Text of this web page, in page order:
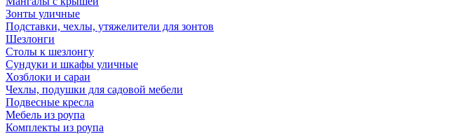
Зонты уличные
Подставки, чехлы, утяжелители для зонтов
Шезлонги
Столы к шезлонгу
Сундуки и шкафы уличные
Хозблоки и сараи
Чехлы, подушки для садовой мебели
Подвесные кресла
Мебель из роупа
Комплекты из роупа